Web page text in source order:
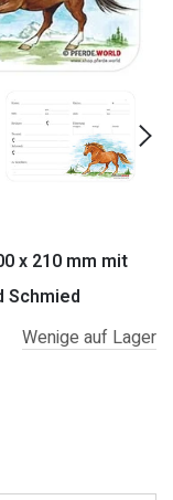
x 210 mm mit
Schmied
Wenige auf Lager